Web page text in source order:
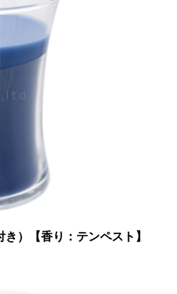
）【香り：テンペスト】